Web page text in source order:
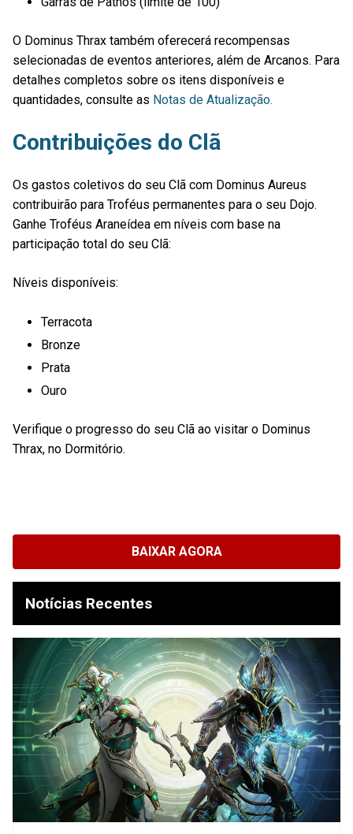
O Dominus Thrax também oferecerá recompensas
selecionadas de eventos anteriores, além de Arcanos. Para
detalhes completos sobre os itens disponíveis e
quantidades, consulte as Notas de Atualização.
Contribuições do Clã
Os gastos coletivos do seu Clã com Dominus Aureus
contribuirão para Troféus permanentes para o seu Dojo.
Ganhe Troféus Araneídea em níveis com base na
participação total do seu Clã:
Níveis disponíveis:
Terracota
Bronze
Prata
Ouro
Verifique o progresso do seu Clã ao visitar o Dominus
Thrax, no Dormitório.
BAIXAR AGORA
Notícias Recentes